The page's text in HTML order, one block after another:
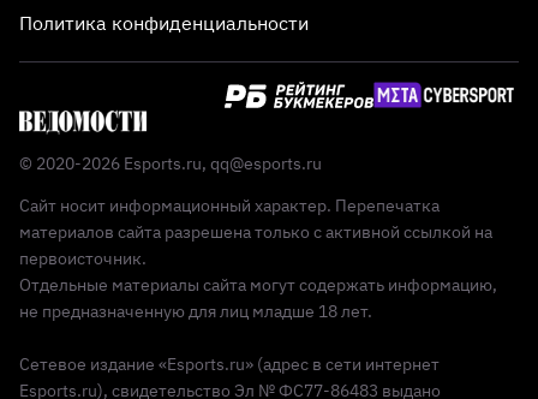
Политика конфиденциальности
© 2020-2026 Esports.ru, qq@esports.ru
Сайт носит информационный характер. Перепечатка
материалов сайта разрешена только с активной ссылкой на
первоисточник.
Отдельные материалы сайта могут содержать информацию,
не предназначенную для лиц младше 18 лет.
Сетевое издание «Esports.ru» (адрес в сети интернет
Esports.ru), свидетельство Эл № ФС77-86483 выдано